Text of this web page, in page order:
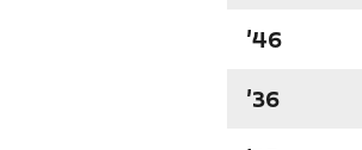
'46
'36